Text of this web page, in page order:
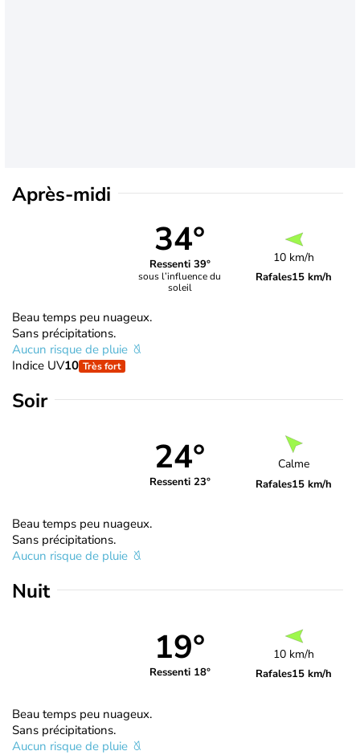
Après-midi
34°
Ressenti 39°
sous l’influence du
soleil
10 km/h
Rafales15 km/h
Beau temps peu nuageux.
Sans précipitations.
Aucun risque de pluie
Indice UV10 Très fort
Soir
24°
Ressenti 23°
Calme
Rafales15 km/h
Beau temps peu nuageux.
Sans précipitations.
Aucun risque de pluie
Nuit
19°
Ressenti 18°
10 km/h
Rafales15 km/h
Beau temps peu nuageux.
Sans précipitations.
Aucun risque de pluie